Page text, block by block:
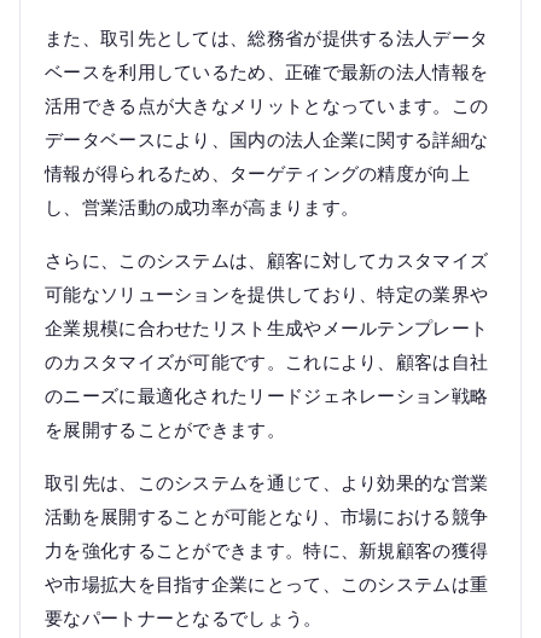
また、取引先としては、総務省が提供する法人データ
ベースを利用しているため、正確で最新の法人情報を
活用できる点が大きなメリットとなっています。この
データベースにより、国内の法人企業に関する詳細な
情報が得られるため、ターゲティングの精度が向上
し、営業活動の成功率が高まります。
さらに、このシステムは、顧客に対してカスタマイズ
可能なソリューションを提供しており、特定の業界や
企業規模に合わせたリスト生成やメールテンプレート
のカスタマイズが可能です。これにより、顧客は自社
のニーズに最適化されたリードジェネレーション戦略
を展開することができます。
取引先は、このシステムを通じて、より効果的な営業
活動を展開することが可能となり、市場における競争
力を強化することができます。特に、新規顧客の獲得
や市場拡大を目指す企業にとって、このシステムは重
要なパートナーとなるでしょう。